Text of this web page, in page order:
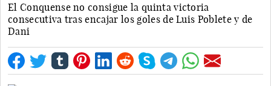
El Conquense no consigue la quinta victoria
consecutiva tras encajar los goles de Luis Poblete y de
Dani